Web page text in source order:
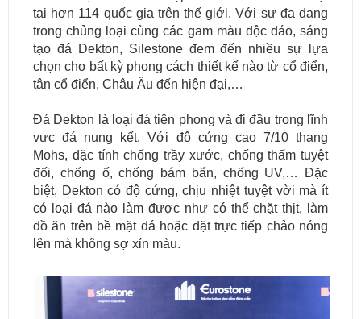
tại hơn 114 quốc gia trên thế giới. Với sự đa dạng
trong chủng loại cùng các gam màu độc đáo, sáng
tạo đá Dekton, Silestone đem đến nhiều sự lựa
chọn cho bất kỳ phong cách thiết kế nào từ cổ điển,
tân cổ điển, Châu Âu đến hiện đại,…
Đá Dekton là loại đá tiên phong và đi đầu trong lĩnh
vực đá nung kết. Với độ cứng cao 7/10 thang
Mohs, đặc tính chống trầy xước, chống thấm tuyệt
đối, chống ố, chống bám bẩn, chống UV,… Đặc
biệt, Dekton có độ cứng, chịu nhiệt tuyệt vời mà ít
có loại đá nào làm được như có thể chặt thịt, làm
đồ ăn trên bề mặt đá hoặc đặt trực tiếp chảo nóng
lên mà không sợ xỉn màu.